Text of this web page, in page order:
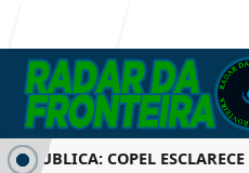
PÚBLICA: COPEL